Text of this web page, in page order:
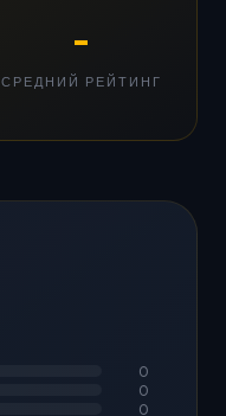
-
СРЕДНИЙ РЕЙТИНГ
0
0
0